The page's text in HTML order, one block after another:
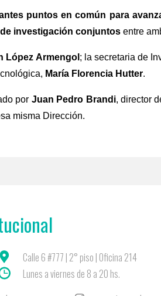
puntos en común para
investigación conjuntos entre
López Armengol ; la secretaria de
María Florencia Hutter.
por Juan Pedro Brandi, director
misma Dirección.
Calle 6 #777 | 2° piso | Oficina 214
Lunes a viernes de 8 a 20 hs.